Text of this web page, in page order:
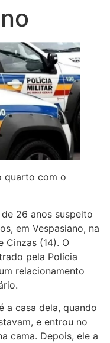
quarto com o
26 anos suspeito
em Vespasiano, na
Cinzas (14). O
pela Polícia
relacionamento
a casa dela, quando
e entrou no
cama. Depois, ele a